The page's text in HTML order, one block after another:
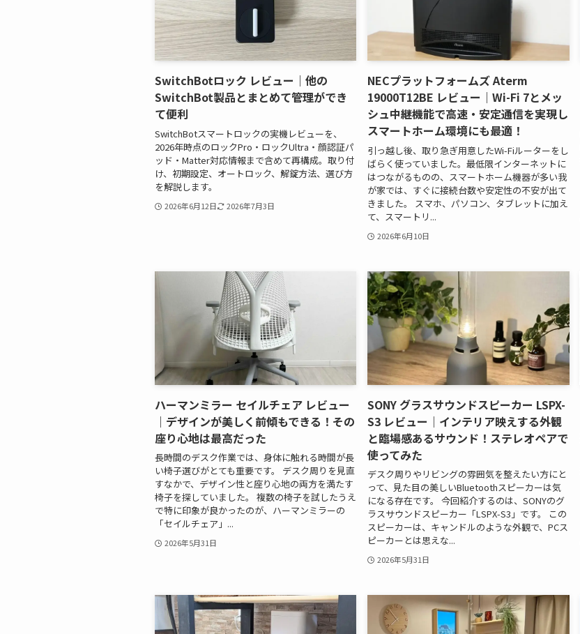
SwitchBotロック レビュー｜他の
SwitchBot製品とまとめて管理ができ
て便利
SwitchBotスマートロックの実機レビューを、
2026年時点のロックPro・ロックUltra・顔認証パ
ッド・Matter対応情報まで含めて再構成。取り付
け、初期設定、オートロック、解錠方法、選び方
を解説します。
2026年6月12日 2026年7月3日
NECプラットフォームズ Aterm
19000T12BE レビュー｜Wi-Fi 7とメッ
シュ中継機能で高速・安定通信を実現し
スマートホーム環境にも最適！
引っ越し後、取り急ぎ用意したWi-Fiルーターをし
ばらく使っていました。最低限インターネットに
はつながるものの、スマートホーム機器が多い我
が家では、すぐに接続台数や安定性の不安が出て
きました。 スマホ、パソコン、タブレットに加え
て、スマートリ...
2026年6月10日
ハーマンミラー セイルチェア レビュー
｜デザインが美しく前傾もできる！その
座り心地は最高だった
長時間のデスク作業では、身体に触れる時間が長
い椅子選びがとても重要です。 デスク周りを見直
すなかで、デザイン性と座り心地の両方を満たす
椅子を探していました。 複数の椅子を試したうえ
で特に印象が良かったのが、ハーマンミラーの
「セイルチェア」...
2026年5月31日
SONY グラスサウンドスピーカー LSPX-
S3 レビュー｜インテリア映えする外観
と臨場感あるサウンド！ステレオペアで
使ってみた
デスク周りやリビングの雰囲気を整えたい方にと
って、見た目の美しいBluetoothスピーカーは気
になる存在です。 今回紹介するのは、SONYのグ
ラスサウンドスピーカー「LSPX-S3」です。 この
スピーカーは、キャンドルのような外観で、PCス
ピーカーとは思えな...
2026年5月31日